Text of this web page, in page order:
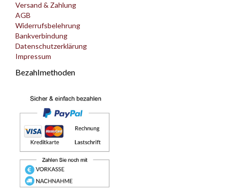
Versand & Zahlung
AGB
Widerrufsbelehrung
Bankverbindung
Datenschutzerklärung
Impressum
Bezahlmethoden